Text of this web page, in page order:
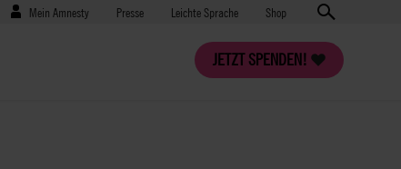
Benutzermenü
Mein Amnesty Presse
Presse Leichte Sprache Shop
JETZT SPENDEN!